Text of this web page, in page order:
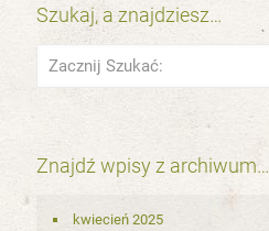
Szukaj, a znajdziesz…
Znajdź wpisy z archiwum…
kwiecień 2025